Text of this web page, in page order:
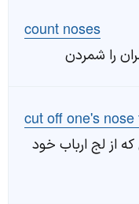
count noses
را شمردن
cut off one's
از لج ارباب خود